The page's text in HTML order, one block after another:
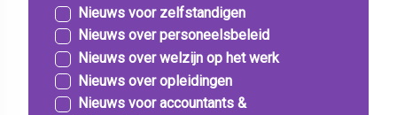
Nieuws voor zelfstandigen
Nieuws over personeelsbeleid
Nieuws over welzijn op het werk
Nieuws over opleidingen
Nieuws voor accountants &